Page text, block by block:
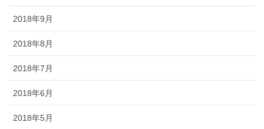
2018年9月
2018年8月
2018年7月
2018年6月
2018年5月